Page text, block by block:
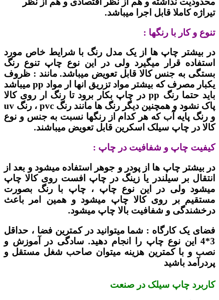
تیراژه کاملا قابل اجرا میباشد.
تنوع و کار با رنگها :
در بیشتر چاپ ها از یک مدل رنگ با شرایط خاص مورد
استفاده قرار میگیرد ولی در این نوع چاپ تنوع رنگ
بستگی به جنس کالا قابل تعویض میباشد. مانند : ظروف
یکبار مصرف که بیشتر مواد تزریق انها ار مواد pp میباشد
باید حتما رنگ pp در چاپ بکار برود تا رنگ ار روی کالا
پاک نشود و همچنین دیگر رنگ ها مانند رنگ pvc ، رنگ uv
و رنگ پایه آب که هر کدام از رنگها نسبت به جنس و نوع
کالا در چاپ سیلک اسکرین قابل تعویض میباشند.
کیفیت چاپ و شفافیت در چاپ :
در بیشتر چاپ ها از پودر و جوهر استفاده میشود و بعد از
انتقال بر سیلندر یا زینگ در چاپ افست روی کالا چاپ
میشود ولی در این نوع چاپ ، چاپ با رنگ بصورت
مستقیم بر روی کالا چاپ میشود و همین امر باعث
درخشندگی و شفافیت بالا چاپ میشود.
فضای یک کارگاه : شما میتوانید در کمترین فضا ، حداقل
3*4 این نوع چاپ را انجام دهید. سادگی در آموزش و
نصب و با کمترین هزینه میتوان صاحب شغل مستقل و
پردرآمد باشید
کاربرد چاپ سیلک در صنعت